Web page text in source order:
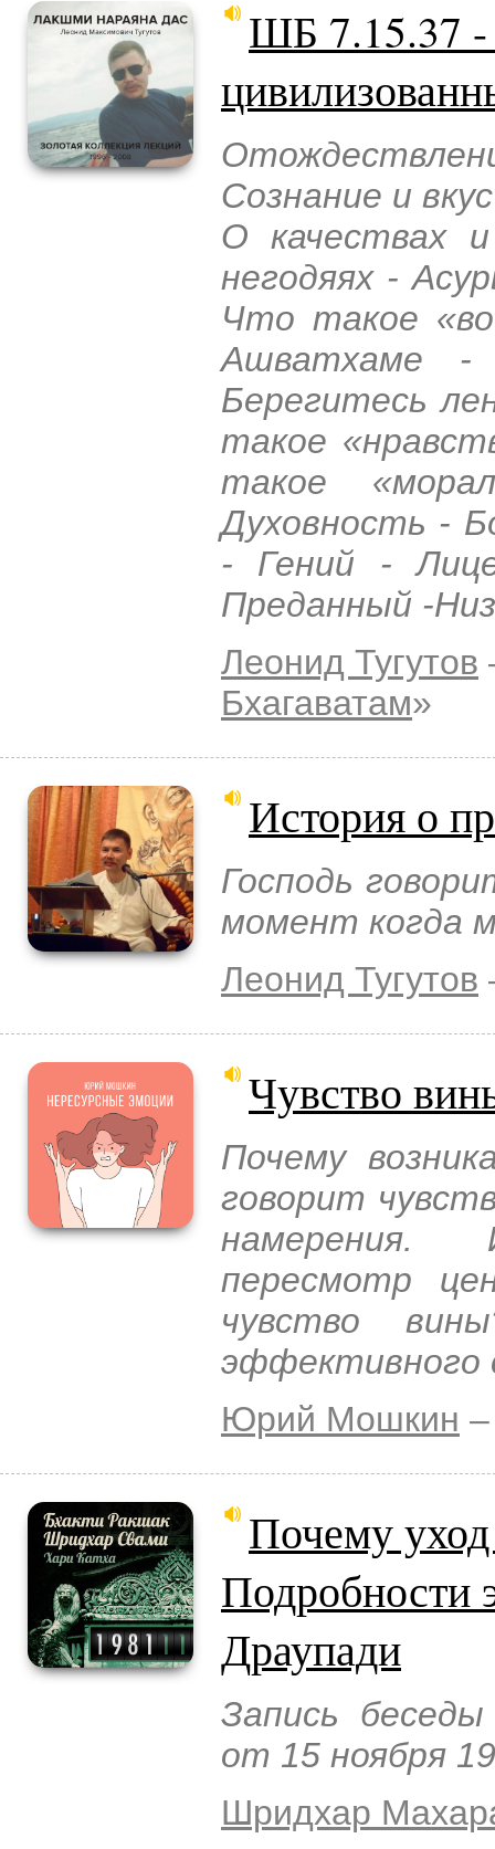
ШБ 7.15.37 -
Сознание и
О качествах
негодяях -
Что такое
Ашватхаме
Берегитесь
такое
такое
Духовность -
- Гений -
Преданный -
Леонид Тугутов
Бхагаватам»
История о
Господь
момент когда
Леонид Тугутов
Чувство
Почему
говорит
намерения.
пересмотр
чувство
эффективного
Юрий Мошкин
Почему
Подробности
Драупади
Запись
от 15 ноября
Шридхар